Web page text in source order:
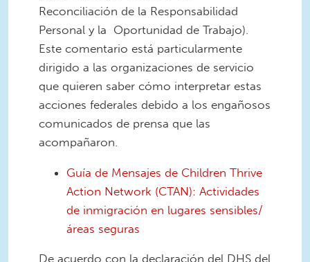
Reconciliación de la Responsabilidad
Personal y la Oportunidad de Trabajo).
Este comentario está particularmente
dirigido a las organizaciones de servicio
que quieren saber cómo interpretar estas
acciones federales debido a los engañosos
comunicados de prensa que las
acompañaron.
Guía de Mensajes de Children Thrive
Action Network (CTAN): Actividades
de inmigración en lugares sensibles/
áreas seguras
De acuerdo con la declaración del DHS del